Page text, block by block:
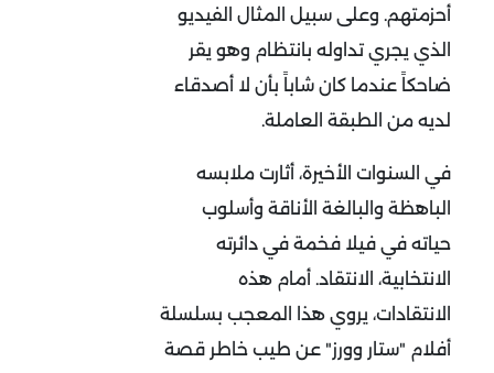
أحزمتهم. وعلى سبيل المثال الفيديو
الذي يجري تداوله بانتظام وهو يقر
ضاحكاً عندما كان شاباً بأن لا أصدقاء
لديه من الطبقة العاملة.
في السنوات الأخيرة، أثارت ملابسه
الباهظة والبالغة الأناقة وأسلوب
حياته في فيلا فخمة في دائرته
الانتخابية، الانتقاد. أمام هذه
الانتقادات، يروي هذا المعجب بسلسلة
أفلام "ستار وورز" عن طيب خاطر قصة